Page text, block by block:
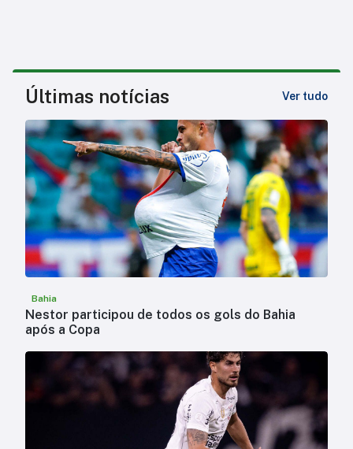
Últimas notícias Ver tudo
Bahia
Nestor participou de todos os gols do Bahia
após a Copa